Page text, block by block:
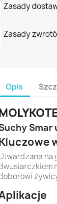
Zasady
Zasady
Opis
na